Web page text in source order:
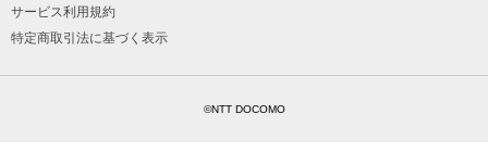
サービス利用規約
特定商取引法に基づく表示
©NTT DOCOMO